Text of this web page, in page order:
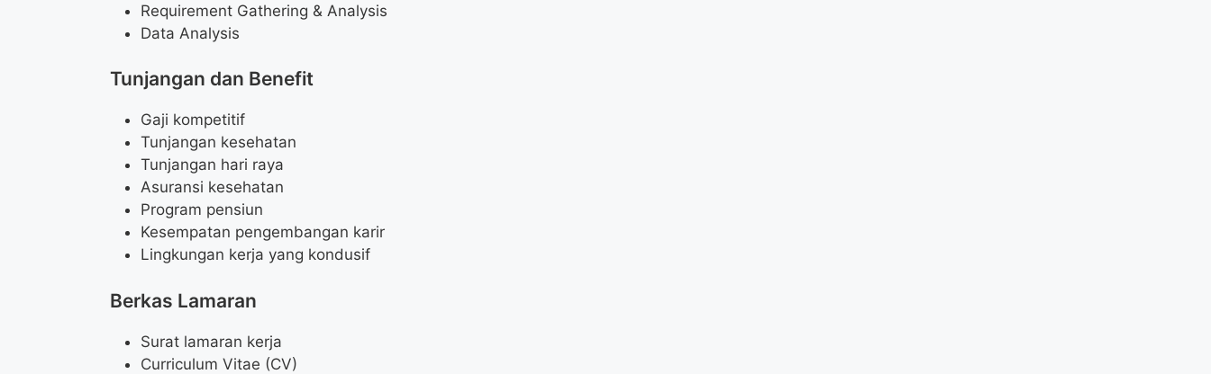
Requirement Gathering & Analysis
Data Analysis
Tunjangan dan Benefit
Gaji kompetitif
Tunjangan kesehatan
Tunjangan hari raya
Asuransi kesehatan
Program pensiun
Kesempatan pengembangan karir
Lingkungan kerja yang kondusif
Berkas Lamaran
Surat lamaran kerja
Curriculum Vitae (CV)